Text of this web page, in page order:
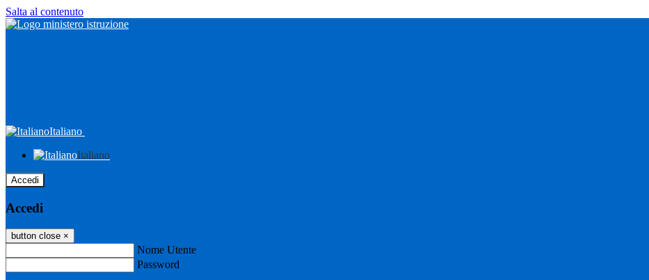
Salta al contenuto
Italiano
Italiano
Accedi
Accedi
button close ×
Nome Utente
Password